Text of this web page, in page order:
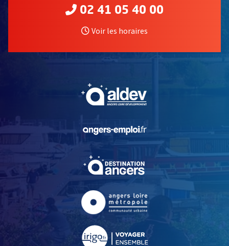
02 41 05 40 00
Voir les horaires
, Ouvre une nouvelle
, Ouvre une nouvelle